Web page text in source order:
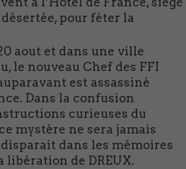
pour féter la
aout et dans une ville
le nouveau Chef des FFI
est assassiné
Dans la confusion
curieuses du
mystère ne sera jamais
disparait dans les mémoires
libération de DREUX.